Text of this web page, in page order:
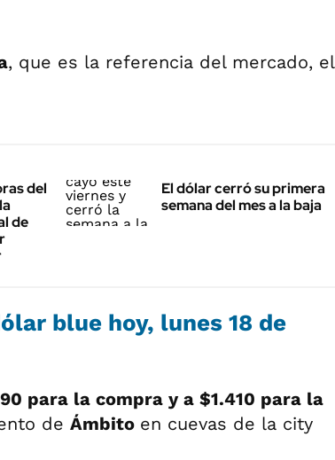
, que es la referencia del mercado, el
del
de
El dólar cerró su primera
semana del mes a la baja
blue hoy, lunes 18 de
para la compra y a $1.410 para la
de Ámbito en cuevas de la city